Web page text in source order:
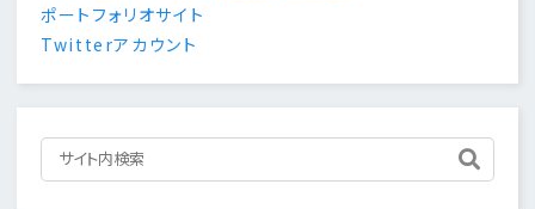
ポートフォリオサイト
Twitterアカウント